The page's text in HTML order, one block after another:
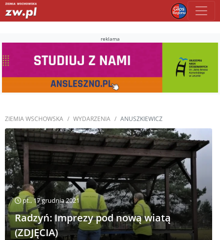
reklama
ZIEMIA WSCHOWSKA WYDARZENIA ANUSZKIEWICZ
pt., 17 grudnia 2021
Radzyń: Imprezy pod nową wiatą
(ZDJĘCIA)